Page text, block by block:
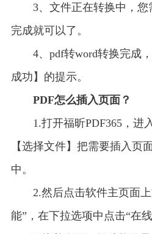
3、文件正在转换中，您
完成就可以了。
4、pdf转word转换完成，
成功】的提示。
PDF怎么插入页面？
1.打开福昕PDF365，进
【选择文件】把需要插入页
中。
2.然后点击软件主页面上
能”，在下拉选项中点击“在